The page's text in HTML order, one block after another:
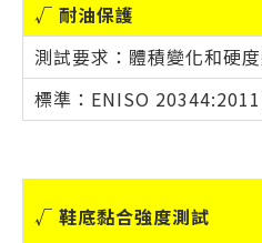
√ 耐油保護
測試要求：體積變化和硬
標準：ENISO
√ 鞋底黏合強度測試